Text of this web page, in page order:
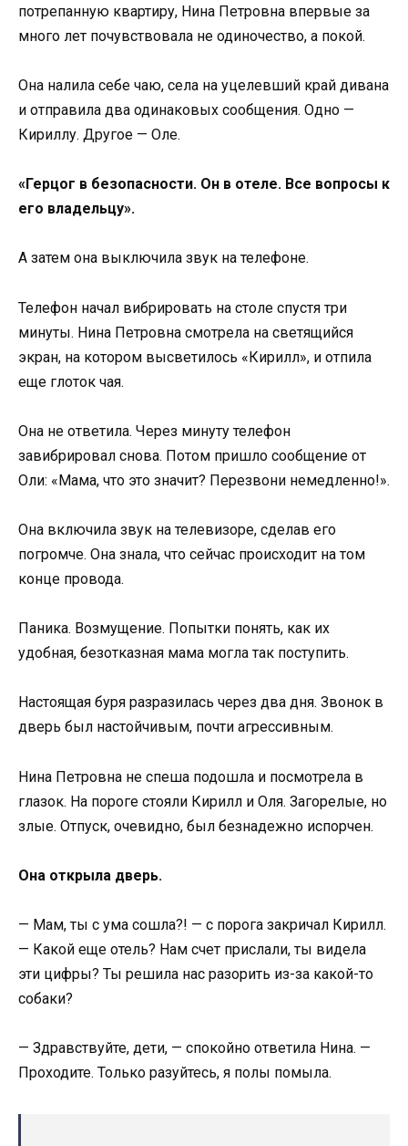
потрепанную квартиру, Нина Петровна впервые за
много лет почувствовала не одиночество, а покой.
Она налила себе чаю, села на уцелевший край дивана
и отправила два одинаковых сообщения. Одно —
Кириллу. Другое — Оле.
«Герцог в безопасности. Он в отеле. Все вопросы к
его владельцу».
А затем она выключила звук на телефоне.
Телефон начал вибрировать на столе спустя три
минуты. Нина Петровна смотрела на светящийся
экран, на котором высветилось «Кирилл», и отпила
еще глоток чая.
Она не ответила. Через минуту телефон
завибрировал снова. Потом пришло сообщение от
Оли: «Мама, что это значит? Перезвони немедленно!».
Она включила звук на телевизоре, сделав его
погромче. Она знала, что сейчас происходит на том
конце провода.
Паника. Возмущение. Попытки понять, как их
удобная, безотказная мама могла так поступить.
Настоящая буря разразилась через два дня. Звонок в
дверь был настойчивым, почти агрессивным.
Нина Петровна не спеша подошла и посмотрела в
глазок. На пороге стояли Кирилл и Оля. Загорелые, но
злые. Отпуск, очевидно, был безнадежно испорчен.
Она открыла дверь.
— Мам, ты с ума сошла?! — с порога закричал Кирилл.
— Какой еще отель? Нам счет прислали, ты видела
эти цифры? Ты решила нас разорить из-за какой-то
собаки?
— Здравствуйте, дети, — спокойно ответила Нина. —
Проходите. Только разуйтесь, я полы помыла.